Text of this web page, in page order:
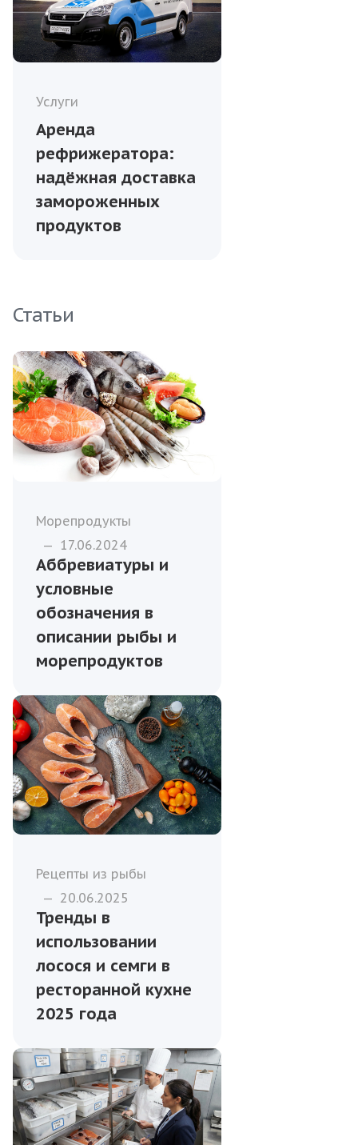
Услуги
Аренда
рефрижератора:
надёжная доставка
замороженных
продуктов
Статьи
Морепродукты
— 17.06.2024
Аббревиатуры и
условные
обозначения в
описании рыбы и
морепродуктов
Рецепты из рыбы
— 20.06.2025
Тренды в
использовании
лосося и семги в
ресторанной кухне
2025 года